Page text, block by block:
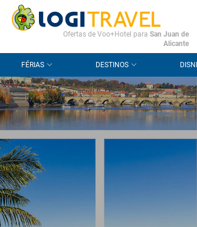
CONTACTO PERGUNTAS FREQUENTES
Ofertas de Voo+Hotel para San Juan de
Alicante
FÉRIAS DESTINOS